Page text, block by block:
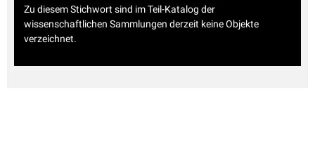
Zu diesem Stichwort sind im Teil-Katalog der
wissenschaftlichen Sammlungen derzeit keine Objekte
verzeichnet.